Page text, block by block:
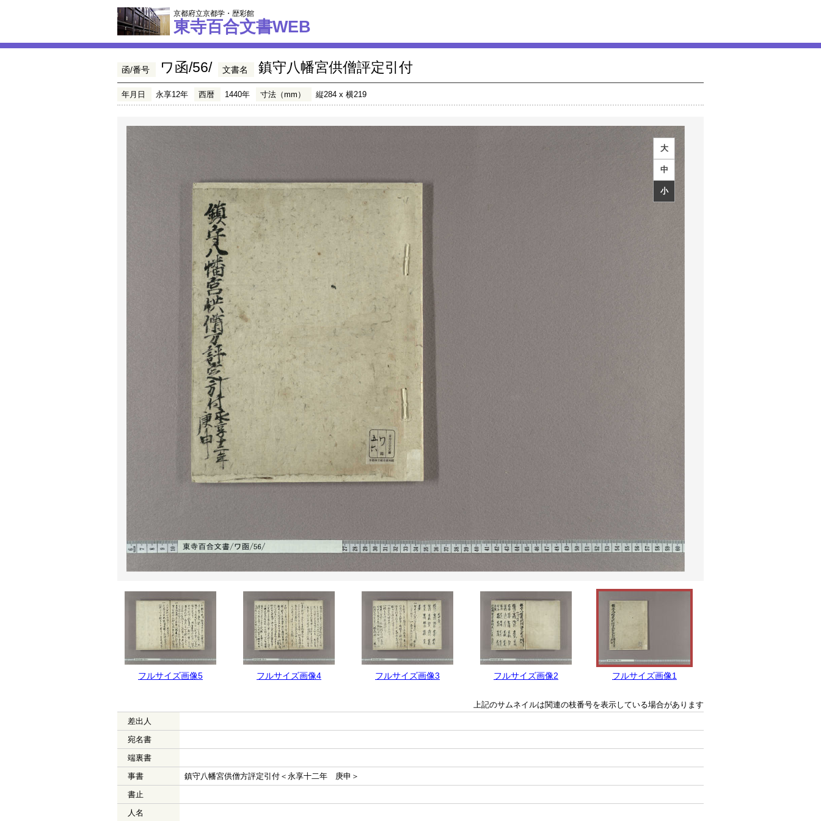
京都府立京都学・歴彩館
東寺百合文書WEB
函/番号 ワ函/56/ 文書名 鎮守八幡宮供僧評定引付
年月日 永享12年 西暦 1440年 寸法（mm） 縦284 x 横219
大
中
小
フルサイズ画像5 フルサイズ画像4 フルサイズ画像3 フルサイズ画像2 フルサイズ画像1
上記のサムネイルは関連の枝番号を表示している場合があります
差出人
宛名書
端裏書
事書
鎮守八幡宮供僧方評定引付＜永享十二年 庚申＞
書止
人名